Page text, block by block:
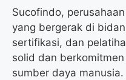
Sucofindo,
yang bergerak di
sertifikasi, dan
solid dan
sumber daya